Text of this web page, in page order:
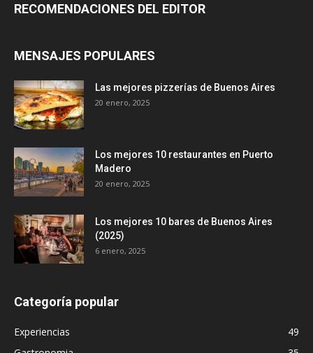
RECOMENDACIONES DEL EDITOR
MENSAJES POPULARES
Las mejores pizzerías de Buenos Aires
20 enero, 2025
Los mejores 10 restaurantes en Puerto
Madero
20 enero, 2025
Los mejores 10 bares de Buenos Aires
(2025)
6 enero, 2025
Categoría popular
Experiencias
49